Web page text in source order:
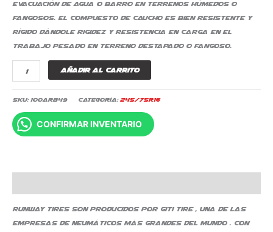
evacuación de agua o barro en terrenos húmedos o
fangosos. El compuesto de caucho es bien resistente y
rígido dándole rigidez y resistencia en carga en el
trabajo pesado en terreno destapado o fangoso.
Añadir al carrito
SKU: 100AR849 Categoría: 245/75R16
CONFIRMAR INVENTARIO
Runway Tires son producidos por Giti Tire , una de las
empresas de neumáticos más grandes del mundo . Con